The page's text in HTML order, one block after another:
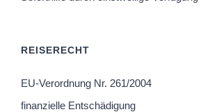
REISERECHT
EU-Verordnung Nr. 261/2004
finanzielle Entschädigung